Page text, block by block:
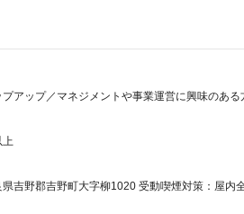
プアップ／マネジメントや事業運営に興味のあ
上
吉野郡吉野町大字柳1020 受動喫煙対策：屋内